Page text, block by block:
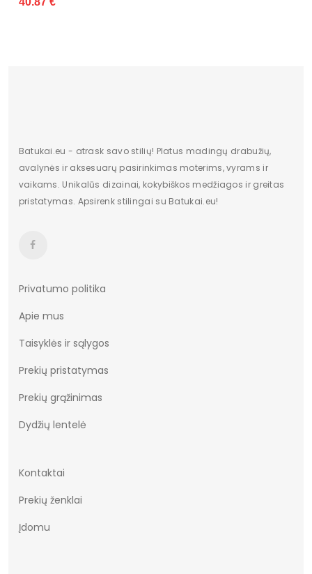
Batukai.eu - atrask savo stilių! Platus madingų drabužių,
avalynės ir aksesuarų pasirinkimas moterims, vyrams ir
vaikams. Unikalūs dizainai, kokybiškos medžiagos ir greitas
pristatymas. Apsirenk stilingai su Batukai.eu!
Privatumo politika
Apie mus
Taisyklės ir sąlygos
Prekių pristatymas
Prekių grąžinimas
Dydžių lentelė
Kontaktai
Prekių ženklai
Įdomu